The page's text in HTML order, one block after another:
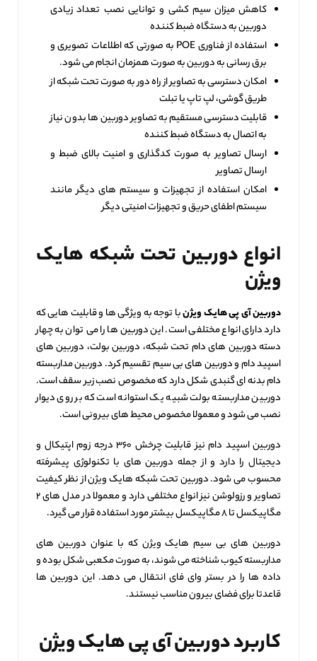
کاهش میزان سیم کشی و توانایی نصب تعداد زیادی
دوربین به دستگاه ضبط کننده
استفاده از فناوری POE به صورتی که اطلاعات تصویری و
برق رسانی به دوربین به صورت همزمان انجام می شود.
امکان دسترسی به تصاویر از راه دور به صورت تحت شبکه از
طریق گوشی، لپ تاپ یا تبلت
قابلیت دسترسی مستقیم به تصاویر دوربین‌ ها بدون نیاز
به اتصال به دستگاه ضبط کننده
ارسال تصاویر به صورت کدگذاری و امنیت بالای ضبط و
ارسال تصاویر
امکان استفاده از تجهیزات و سیستم‌ های دیگر مانند
سیستم اطفای حریق و تجهیزات امنیتی دیگر
انواع دوربین تحت شبکه هایک
ویژن
دوربین آی پی هایک ویژنبا توجه به ویژگی‌ ها و قابلیت‌ هایی که
دارد دارای انواع مختلفی است. این دوربین‌ ها را می‌ توان به چهار
دسته دوربین‌ های دام تحت شبکه، دوربین بولت، دوربین‌ های
اسپید دام و دوربین های بی سیم تقسیم کرد. دوربین مداربسته
دام بدنه‌ ای گنبدی شکل دارد که مخصوص نصب زیر سقف است.
دوربین مداربسته بولت شبیه یک استوانه است که بر روی دیوار
نصب می‌ شود و معمولا مخصوص محیط‌ های بیرونی است.
دوربین اسپید دام نیز قابلیت چرخش ۳۶۰ درجه زوم اپتیکال و
دیجیتال را دارد و از جمله دوربین‌ های با تکنولوژی پیشرفته
محسوب می‌ شود. دوربین تحت شبکه هایک ویژن از نظر کیفیت
تصاویر و رزولوشن نیز انواع مختلفی دارد و معمولا در مدل‌ های ۲
مگاپیکسل تا ۸ مگاپیکسل بیشتر مورد استفاده قرار می‌ گیرد.
دوربین های بی سیم هایک ویژن که با عنوان دوربین های
مداربسته کیوب شناخته می شوند، به صورت مکعبی شکل بوده و
داده ها را در بستر وای فای انتقال می دهد. این دوربین ها
قاعدتا برای فضای بیرون مناسب نیستند.
کاربرد دوربین آی پی هایک ویژن